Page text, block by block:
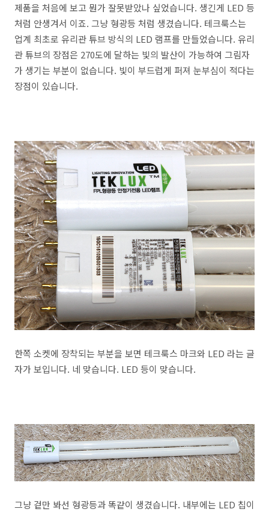
제품을 처음에 보고 뭔가 잘못받았나 싶었습니다. 생긴게 LED 등
처럼 안생겨서 이죠. 그냥 형광등 처럼 생겼습니다. 테크룩스는
업계 최초로 유리관 튜브 방식의 LED 램프를 만들었습니다. 유리
관 튜브의 장점은 270도에 달하는 빛의 발산이 가능하여 그림자
가 생기는 부분이 없습니다. 빛이 부드럽게 퍼져 눈부심이 적다는
장점이 있습니다.
한쪽 소켓에 장착되는 부분을 보면 테크룩스 마크와 LED 라는 글
자가 보입니다. 네 맞습니다. LED 등이 맞습니다.
그냥 겉만 봐선 형광등과 똑같이 생겼습니다. 내부에는 LED 칩이